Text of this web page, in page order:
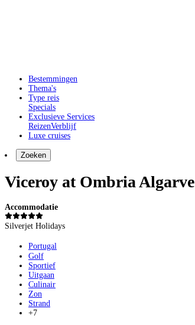
Bestemmingen
Thema's
Type reis
Specials
Exclusieve Services
ReizenVerblijf
Luxe cruises
Zoeken
Viceroy at Ombria Algarve
Accommodatie
Silverjet Holidays
Portugal
Golf
Sportief
Uitgaan
Culinair
Zon
Strand
+7